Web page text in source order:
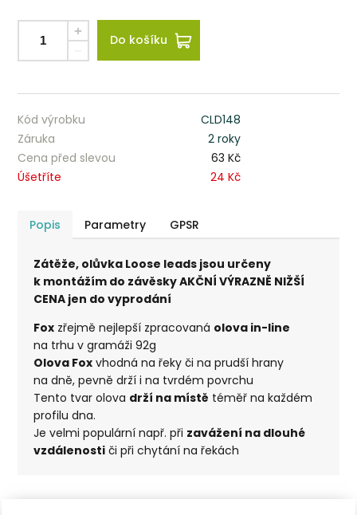
Do košíku
Kód výrobku
CLD148
Záruka
2 roky
Cena před slevou
63 Kč
Úšetříte
24 Kč
Popis Parametry GPSR
Zátěže, olůvka Loose leads jsou určeny
k montážím do závěsky AKČNÍ VÝRAZNĚ NIŽŠÍ
CENA jen do vyprodání
Fox zřejmě nejlepší zpracovaná olova in-line
na trhu v gramáži 92g
Olova Fox vhodná na řeky či na prudší hrany
na dně, pevně drží i na tvrdém povrchu
Tento tvar olova drží na místě téměř na každém
profilu dna.
Je velmi populární např. při zavážení na dlouhé
vzdálenosti či při chytání na řekách